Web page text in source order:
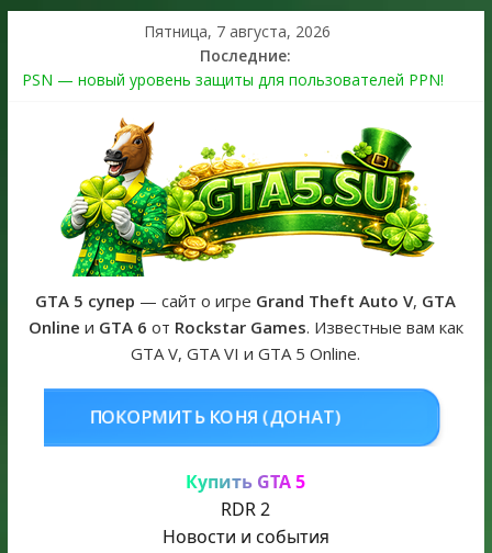
Пятница, 7 августа, 2026
Последние:
PSN — новый уровень защиты для пользователей PPN!
The Kortz Center Heist выйдет в GTA Online уже 14 июля
Регистрация в Rockstar Games Social Club ошибка #1.500.7:
как зарегистрировать аккаунт и войти без проблем в 2026
Получайте особые награды в GTA Online по программе
Fine Art Collector
GTA 6 официальная обложка игры и Предзаказ Grand Theft
Auto VI
GTA 5 супер — сайт о игре Grand Theft Auto V, GTA
Online и GTA 6 от Rockstar Games. Известные вам как
GTA V, GTA VI и GTA 5 Online.
(ДОНАТ) КУПИТЬ GTA 5
Купить GTA 5
RDR 2
Новости и события